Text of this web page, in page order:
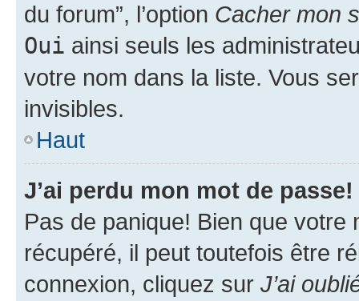
du forum”, l’option Cacher mon
Oui ainsi seuls les
votre nom dans la liste. Vous
invisibles.
Haut
J’ai perdu mon mot de passe!
Pas de panique! Bien que
récupéré, il peut toutefois être
connexion, cliquez sur J’ai